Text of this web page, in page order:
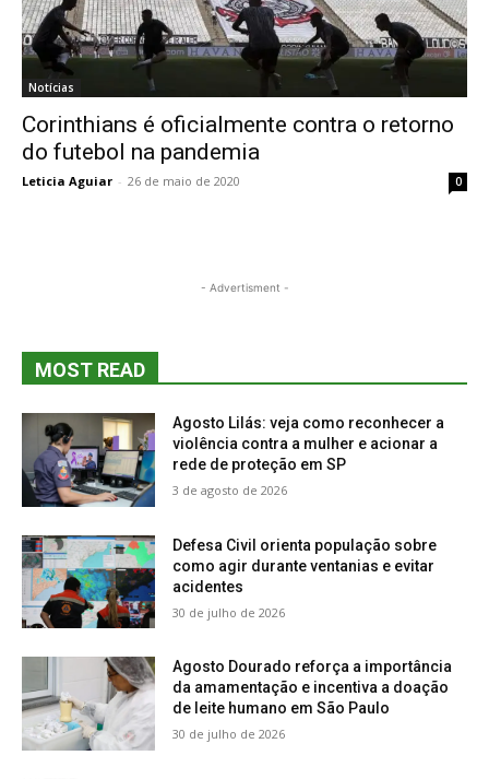
Notícias
Corinthians é oficialmente contra o retorno
do futebol na pandemia
Leticia Aguiar - 26 de maio de 2020 0
- Advertisment -
MOST READ
Agosto Lilás: veja como reconhecer a
violência contra a mulher e acionar a
rede de proteção em SP
3 de agosto de 2026
Defesa Civil orienta população sobre
como agir durante ventanias e evitar
acidentes
30 de julho de 2026
Agosto Dourado reforça a importância
da amamentação e incentiva a doação
de leite humano em São Paulo
30 de julho de 2026